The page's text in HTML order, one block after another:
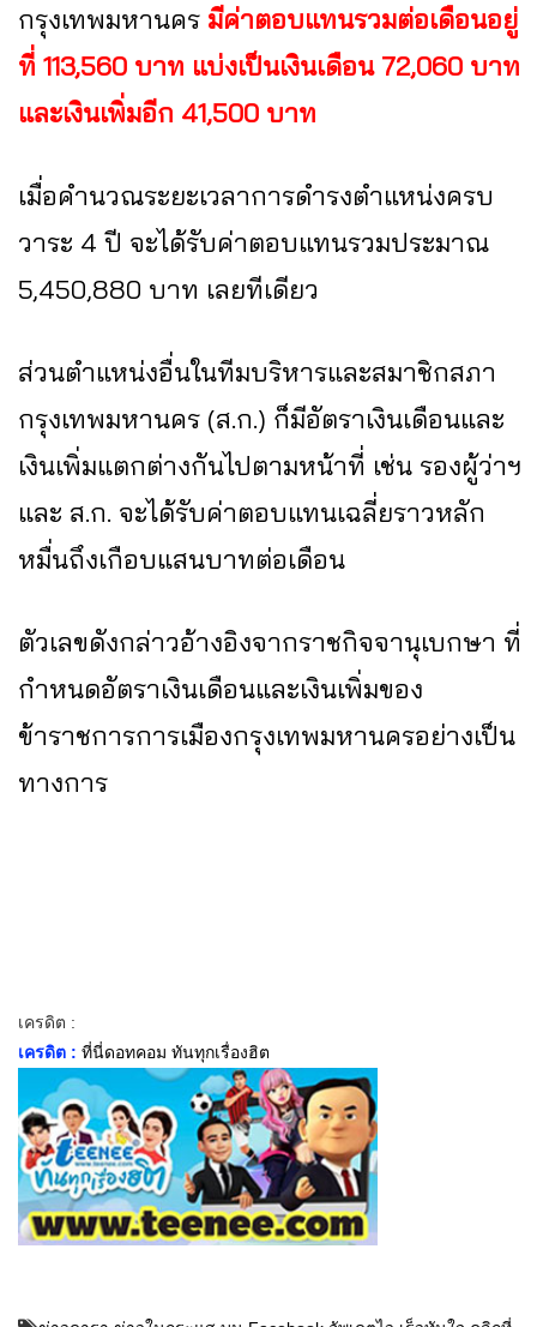
กรุงเทพมหานคร มีค่าตอบแทนรวมต่อเดือนอยู่
ที่ 113,560 บาท แบ่งเป็นเงินเดือน 72,060 บาท
และเงินเพิ่มอีก 41,500 บาท
เมื่อคำนวณระยะเวลาการดำรงตำแหน่งครบ
วาระ 4 ปี จะได้รับค่าตอบแทนรวมประมาณ
5,450,880 บาท เลยทีเดียว
ส่วนตำแหน่งอื่นในทีมบริหารและสมาชิกสภา
กรุงเทพมหานคร (ส.ก.) ก็มีอัตราเงินเดือนและ
เงินเพิ่มแตกต่างกันไปตามหน้าที่ เช่น รองผู้ว่าฯ
และ ส.ก. จะได้รับค่าตอบแทนเฉลี่ยราวหลัก
หมื่นถึงเกือบแสนบาทต่อเดือน
ตัวเลขดังกล่าวอ้างอิงจากราชกิจจานุเบกษา ที่
กำหนดอัตราเงินเดือนและเงินเพิ่มของ
ข้าราชการการเมืองกรุงเทพมหานครอย่างเป็น
ทางการ
เครดิต :
เครดิต : ที่นี่ดอทคอม ทันทุกเรื่องฮิต